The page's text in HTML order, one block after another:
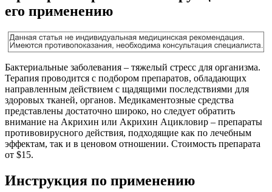
его применению
Бактериальные заболевания – тяжелый стресс для организма.
Терапия проводится с подбором препаратов, обладающих
направленным действием с щадящими последствиями для
здоровых тканей, органов. Медикаментозные средства
представлены достаточно широко, но следует обратить
внимание на Акрихин или Акрихин Ацикловир – препараты
противовирусного действия, подходящие как по лечебным
эффектам, так и в ценовом отношении. Стоимость препарата
от $15.
Инструкция по применению